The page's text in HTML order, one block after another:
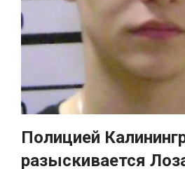
Полицией
разыскивается